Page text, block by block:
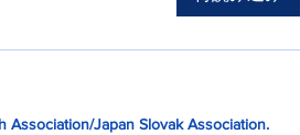
辞典
Association/Japan Slovak Association.